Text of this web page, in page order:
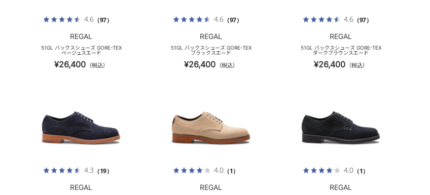
4.6（97）
REGAL
51GL バックスシューズ GORE-TEX
ベージュスエード
¥26,400 （税込）
4.6（97）
REGAL
51GL バックスシューズ GORE-TEX
ブラックスエード
¥26,400 （税込）
4.6（97）
REGAL
51GL バックスシューズ GORE-TEX
ダークブラウンスエード
¥26,400 （税込）
4.3 （19）
REGAL
4.0（1）
REGAL
4.0（1）
REGAL